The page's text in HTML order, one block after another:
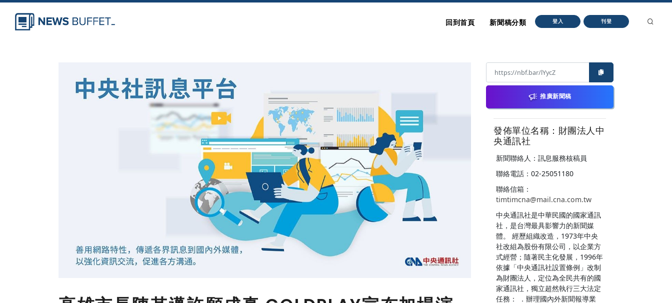
回到首頁 新聞稿分類 登入 刊登
推廣新聞稿
發佈單位名稱：財團法人中
央通訊社
新聞聯絡人：訊息服務核稿員
聯絡電話：02-25051180
聯絡信箱：
timtimcna@mail.cna.com.tw
中央通訊社是中華民國的國家通訊
社，是台灣最具影響力的新聞媒
體。 經歷組織改造，1973年中央
社改組為股份有限公司，以企業方
式經營；隨著民主化發展，1996年
依據「中央通訊社設置條例」改制
為財團法人，定位為全民共有的國
家通訊社，獨立超然執行三大法定
任務： ．辦理國內外新聞報導業